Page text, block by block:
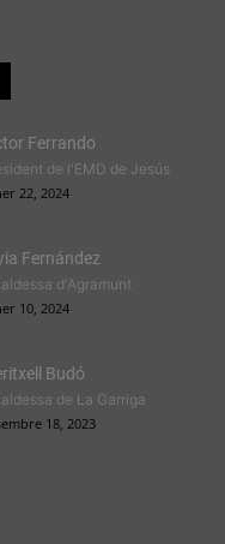
Ferrando
de l'EMD de Jesús
22, 2024
Fernández
d'Agramunt
10, 2024
Budó
de La Garriga
18, 2023